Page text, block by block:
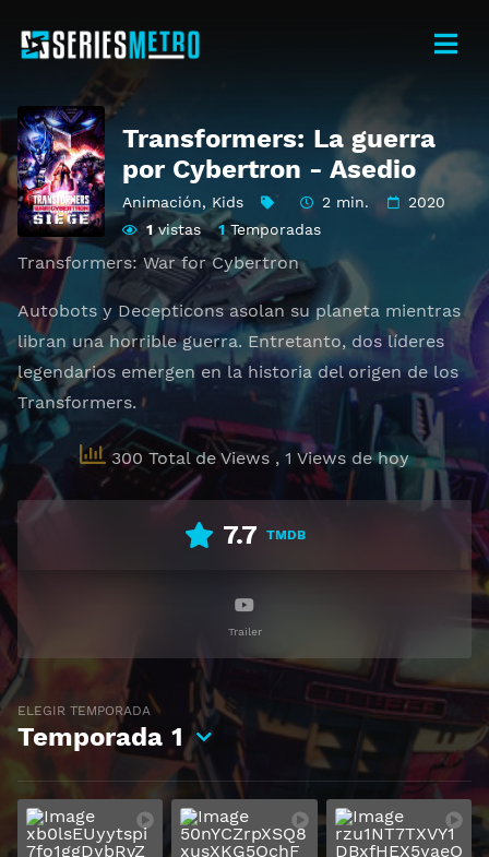
Transformers: La guerra
por Cybertron - Asedio
Animación, Kids 2 min.
2020
1 vistas 1Temporadas
Transformers: War for Cybertron
Autobots y Decepticons asolan su planeta mientras
libran una horrible guerra. Entretanto, dos líderes
legendarios emergen en la historia del origen de los
Transformers.
300 Total de Views , 1 Views de hoy
7.7 TMDB
Trailer
ELEGIR TEMPORADA
Temporada 1
Ver Ver